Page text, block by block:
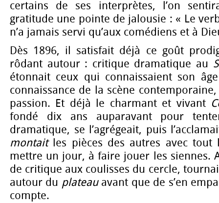
certains de ses interprètes, l’on
gratitude une pointe de jalousie : « Le
n’a jamais servi qu’aux comédiens et à
Dès 1896, il satisfait déjà ce goût
rôdant autour : critique dramatique au
étonnait ceux qui connaissaient son
connaissance de la scène
passion. Et déjà le charmant et vivant
fondé dix ans auparavant pour
dramatique, se l’agrégeait, puis
montait les pièces des autres avec tout
mettre un jour, à faire jouer les siennes.
de critique aux coulisses du cercle,
autour du plateau avant que de s’en
compte.